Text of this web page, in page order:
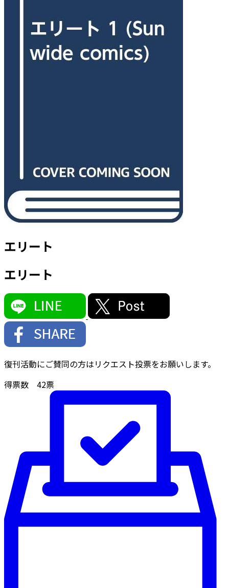
エリート
エリート
復刊活動にご賛同の方はリクエスト投票をお願いします。
得票数 42票